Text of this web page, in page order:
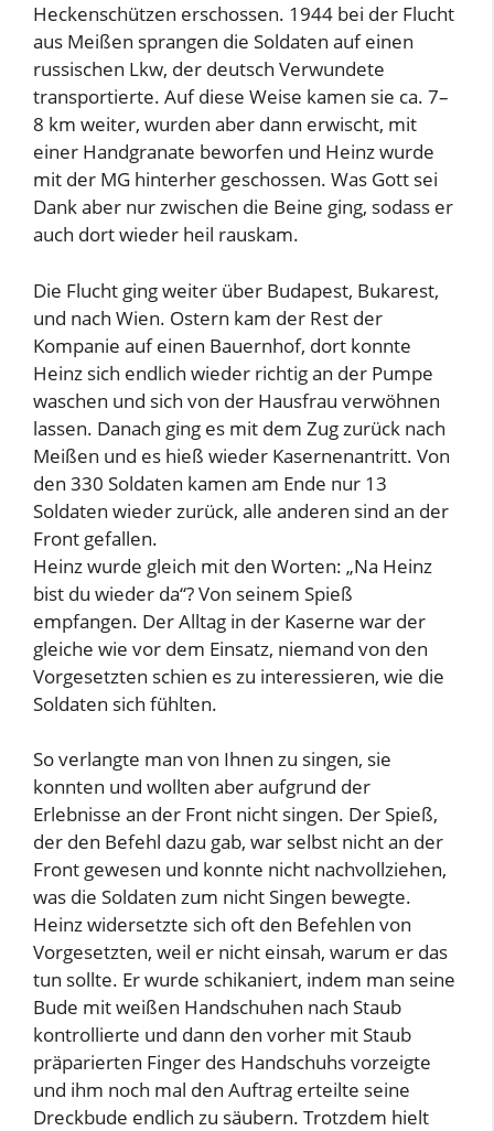
Heckenschützen erschossen. 1944 bei der Flucht
aus Meißen sprangen die Soldaten auf einen
russischen Lkw, der deutsch Verwundete
transportierte. Auf diese Weise kamen sie ca. 7–
8 km weiter, wurden aber dann erwischt, mit
einer Handgranate beworfen und Heinz wurde
mit der MG hinterher geschossen. Was Gott sei
Dank aber nur zwischen die Beine ging, sodass er
auch dort wieder heil rauskam.
Die Flucht ging weiter über Budapest, Bukarest,
und nach Wien. Ostern kam der Rest der
Kompanie auf einen Bauernhof, dort konnte
Heinz sich endlich wieder richtig an der Pumpe
waschen und sich von der Hausfrau verwöhnen
lassen. Danach ging es mit dem Zug zurück nach
Meißen und es hieß wieder Kasernenantritt. Von
den 330 Soldaten kamen am Ende nur 13
Soldaten wieder zurück, alle anderen sind an der
Front gefallen.
Heinz wurde gleich mit den Worten: „Na Heinz
bist du wieder da“? Von seinem Spieß
empfangen. Der Alltag in der Kaserne war der
gleiche wie vor dem Einsatz, niemand von den
Vorgesetzten schien es zu interessieren, wie die
Soldaten sich fühlten.
So verlangte man von Ihnen zu singen, sie
konnten und wollten aber aufgrund der
Erlebnisse an der Front nicht singen. Der Spieß,
der den Befehl dazu gab, war selbst nicht an der
Front gewesen und konnte nicht nachvollziehen,
was die Soldaten zum nicht Singen bewegte.
Heinz widersetzte sich oft den Befehlen von
Vorgesetzten, weil er nicht einsah, warum er das
tun sollte. Er wurde schikaniert, indem man seine
Bude mit weißen Handschuhen nach Staub
kontrollierte und dann den vorher mit Staub
präparierten Finger des Handschuhs vorzeigte
und ihm noch mal den Auftrag erteilte seine
Dreckbude endlich zu säubern. Trotzdem hielt